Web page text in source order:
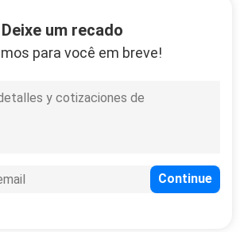
de lápis de
Deixe um recado
para você em breve!